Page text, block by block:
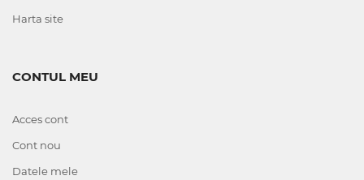
Harta site
CONTUL MEU
Acces cont
Cont nou
Datele mele